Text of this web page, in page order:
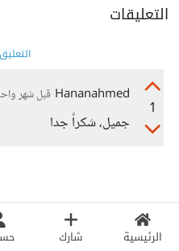
الرئيسية شارك
التعليقات
1
Hananahmed قبل شهر
جميل، شكراً جدا